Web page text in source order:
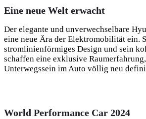
Eine neue Welt erwacht
Der elegante und unverwechselbare
eine neue Ära der Elektromobilität ein.
stromlinienförmiges Design und sein
schaffen eine exklusive
Unterwegssein im Auto völlig neu
World Performance Car 2024